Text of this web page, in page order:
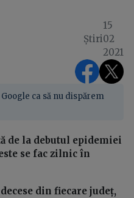
Știri
15
02
2021
ca să nu dispărem
de la debutul epidemiei
se fac zilnic în
din fiecare județ,